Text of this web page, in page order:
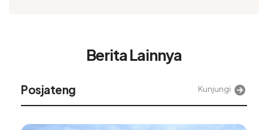
Berita Lainnya
Alinea Kunjungi